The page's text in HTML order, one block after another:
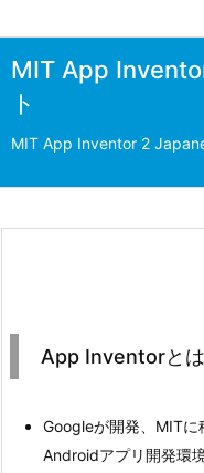
MIT App
ト
MIT App Inventor 2
App Inventorとは
Googleが開発、MITに
Androidアプリ開発環